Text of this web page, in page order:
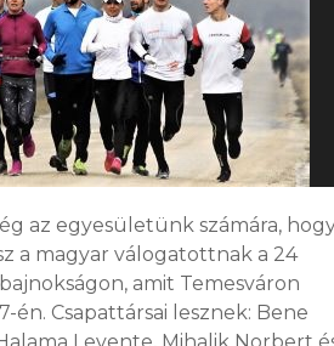
az egyesületünk számára,
a magyar válogatottnak a 24
amit Temesváron
én. Csapattársai lesznek: Bene